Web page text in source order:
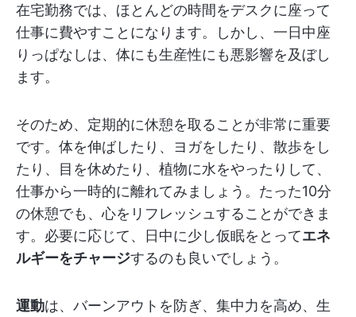
在宅勤務では、ほとんどの時間をデスクに座って
仕事に費やすことになります。しかし、一日中座
りっぱなしは、体にも生産性にも悪影響を及ぼし
ます。
そのため、定期的に休憩を取ることが非常に重要
です。体を伸ばしたり、ヨガをしたり、散歩をし
たり、目を休めたり、植物に水をやったりして、
仕事から一時的に離れてみましょう。たった10分
の休憩でも、心をリフレッシュすることができま
す。必要に応じて、日中に少し仮眠をとってエネ
ルギーをチャージするのも良いでしょう。
運動は、バーンアウトを防ぎ、集中力を高め、生